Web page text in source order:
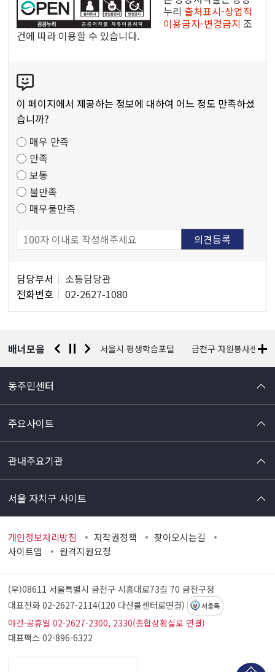
리
공
저
작
물
누리 출처표시-상업적
이용금지-변경금지 조
건에 따라 이용할 수 있습니다.
텐
츠
만
도
조
사
이 페이지에서 제공하는 정보에 대하여 어느 정도 만족하셨
습니까?
매우 만족
만족
보통
불만족
매우불만족
당
자
담당부서
소통담당관
전화번호
02-2627-1080
배너모음
찰청 유실물 통합포털 서울시 평생학습포털 금천구 자원봉사센터
동주민센터
주요사이트
관내주요기관
서울 자치구 사이트
개인정보처리방침 저작권정책
찾아오시는길
사이트맵
원격지원요청
(우)08611 서울특별시 금천구 시흥대로73길 70금천구청
대표전화 02-2627-2114(120 다산콜센터로연결)
서울톡
야간·공휴일 02-2627-2300, 2330(종합상황실로 연결)
대표팩스 02-896-6322